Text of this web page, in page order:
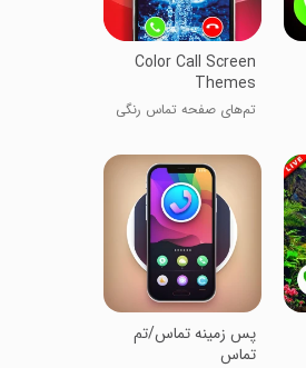
Color Call Screen
Themes
تم‌های صفحه تماس رنگی
پس زمینه تماس/تم
تماس